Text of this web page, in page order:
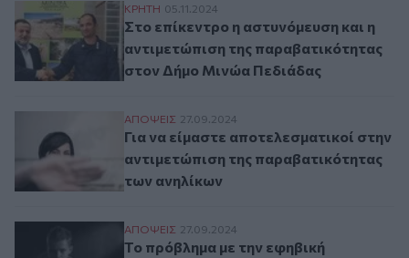
Στο επίκεντρο η αστυνόμευση και η
ΚΡΗΤΗ 05.11.2024
Στο επίκεντρο η αστυνόμευση και η
αντιμετώπιση της παραβατικότητας
στον Δήμο Μινώα Πεδιάδας
Για να είμαστε αποτελεσματικοί στην
ΑΠΟΨΕΙΣ 27.09.2024
Για να είμαστε αποτελεσματικοί στην
αντιμετώπιση της παραβατικότητας
των ανηλίκων
Το πρόβλημα με την εφηβική
ΑΠΟΨΕΙΣ 27.09.2024
Το πρόβλημα με την εφηβική